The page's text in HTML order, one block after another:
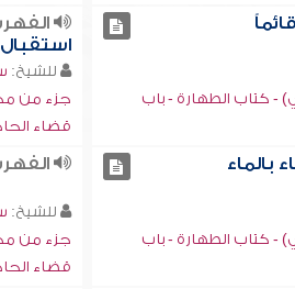
- كتاب الطهارة - باب
استقبال
للشيخ:
جزء من
قضاء
بالماء
- كتاب الطهارة - باب
للشيخ:
جزء من
قضاء